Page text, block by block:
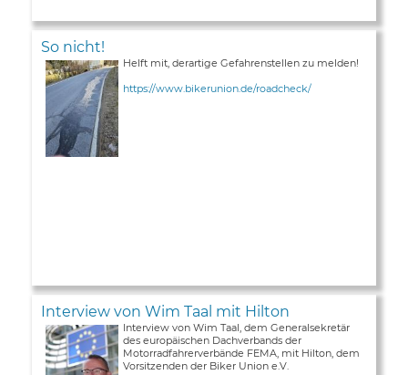
So nicht!
Helft mit, derartige Gefahrenstellen zu melden!
https://www.bikerunion.de/roadcheck/
Interview von Wim Taal mit Hilton
Interview von Wim Taal, dem Generalsekretär
des europäischen Dachverbands der
Motorradfahrerverbände FEMA, mit Hilton, dem
Vorsitzenden der Biker Union e.V.